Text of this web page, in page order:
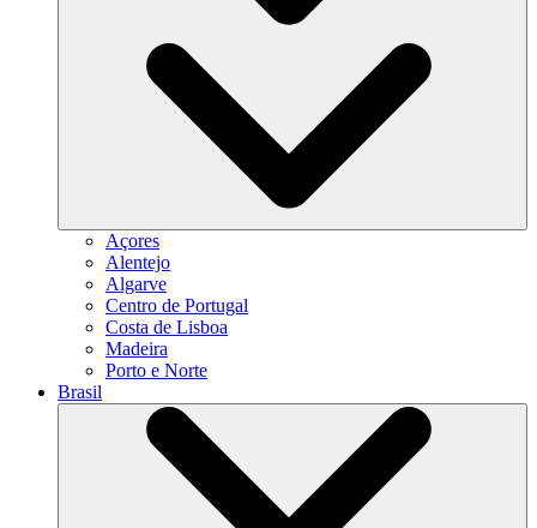
Açores
Alentejo
Algarve
Centro de Portugal
Costa de Lisboa
Madeira
Porto e Norte
Brasil